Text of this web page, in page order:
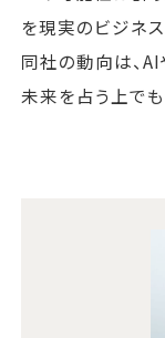
を現実のビジネ
同社の動向は、
未来を占う上でも